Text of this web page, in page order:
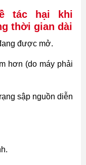
tác hại khi
thời gian dài
được mở.
hơn (do máy phải
sập nguồn diễn